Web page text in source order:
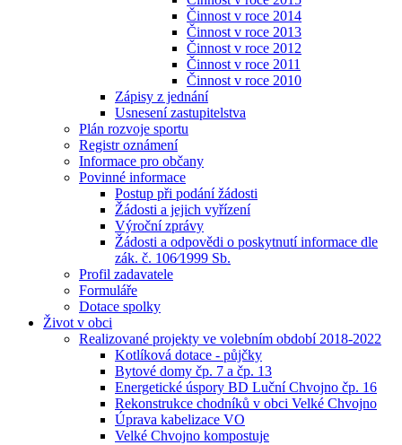
Činnost v roce 2014
Činnost v roce 2013
Činnost v roce 2012
Činnost v roce 2011
Činnost v roce 2010
Zápisy z jednání
Usnesení zastupitelstva
Plán rozvoje sportu
Registr oznámení
Informace pro občany
Povinné informace
Postup při podání žádosti
Žádosti a jejich vyřízení
Výroční zprávy
Žádosti a odpovědi o poskytnutí informace dle
zák. č. 106⁄1999 Sb.
Profil zadavatele
Formuláře
Dotace spolky
Život v obci
Realizované projekty ve volebním období 2018-2022
Kotlíková dotace - půjčky
Bytové domy čp. 7 a čp. 13
Energetické úspory BD Luční Chvojno čp. 16
Rekonstrukce chodníků v obci Velké Chvojno
Úprava kabelizace VO
Velké Chvojno kompostuje